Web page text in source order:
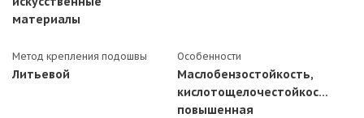
материалы
Метод крепления подошвы
Литьевой
Особенности
Маслобензостойкость,
кислотощелочестойкость,
повышенная